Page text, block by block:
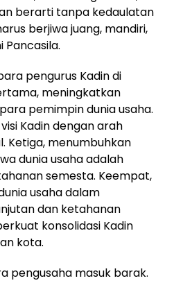
berarti tanpa kedaulatan
berjiwa juang, mandiri,
pengurus Kadin di
meningkatkan
pemimpin dunia usaha.
Kadin dengan arah
Ketiga, menumbuhkan
dunia usaha adalah
semesta. Keempat,
usaha dalam
dan ketahanan
konsolidasi Kadin
kota.
pengusaha masuk barak.